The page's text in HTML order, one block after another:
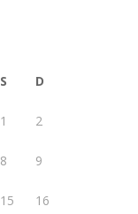
S D
1 2
8 9
15 16